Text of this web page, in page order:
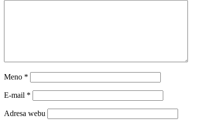
Meno *
E-mail *
Adresa webu